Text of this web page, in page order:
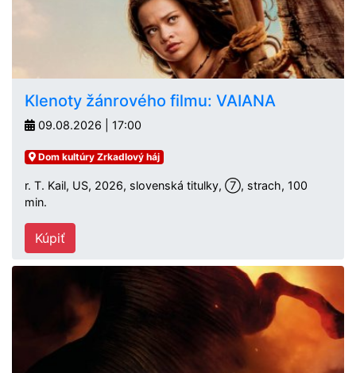
Klenoty žánrového filmu: VAIANA
09.08.2026 | 17:00
Dom kultúry Zrkadlový háj
r. T. Kail, US, 2026, slovenská titulky, ⑦, strach, 100
min.
Kúpiť